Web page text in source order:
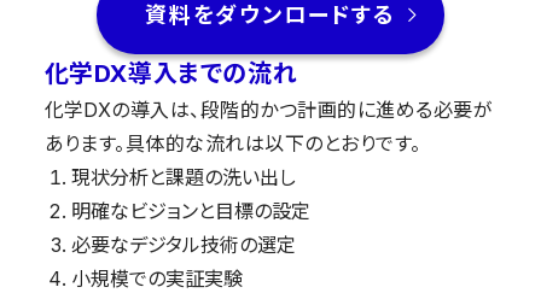
資料をダウンロードする
化学DX導入までの流れ
化学DXの導入は、段階的かつ計画的に進める必要が
あります。具体的な流れは以下のとおりです。
現状分析と課題の洗い出し
明確なビジョンと目標の設定
必要なデジタル技術の選定
小規模での実証実験